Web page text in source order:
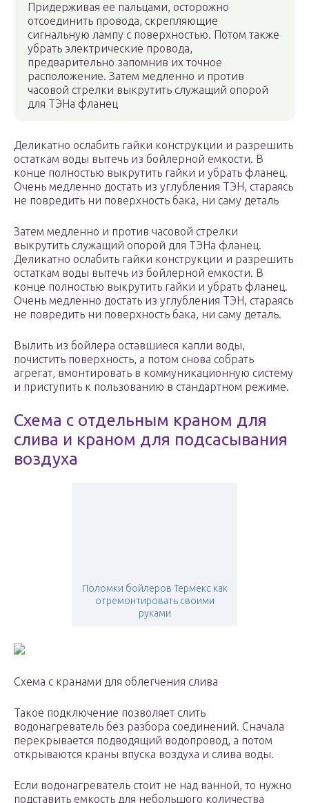
Придерживая ее пальцами, осторожно
отсоединить провода, скрепляющие
сигнальную лампу с поверхностью. Потом также
убрать электрические провода,
предварительно запомнив их точное
расположение. Затем медленно и против
часовой стрелки выкрутить служащий опорой
для ТЭНа фланец
Деликатно ослабить гайки конструкции и разрешить
остаткам воды вытечь из бойлерной емкости. В
конце полностью выкрутить гайки и убрать фланец.
Очень медленно достать из углубления ТЭН, стараясь
не повредить ни поверхность бака, ни саму деталь
Затем медленно и против часовой стрелки
выкрутить служащий опорой для ТЭНа фланец.
Деликатно ослабить гайки конструкции и разрешить
остаткам воды вытечь из бойлерной емкости. В
конце полностью выкрутить гайки и убрать фланец.
Очень медленно достать из углубления ТЭН, стараясь
не повредить ни поверхность бака, ни саму деталь.
Вылить из бойлера оставшиеся капли воды,
почистить поверхность, а потом снова собрать
агрегат, вмонтировать в коммуникационную систему
и приступить к пользованию в стандартном режиме.
Схема с отдельным краном для
слива и краном для подсасывания
воздуха
Поломки бойлеров Термекс как
отремонтировать своими
руками
Схема с кранами для облегчения слива
Такое подключение позволяет слить
водонагреватель без разбора соединений. Сначала
перекрывается подводящий водопровод, а потом
открываются краны впуска воздуха и слива воды.
Если водонагреватель стоит не над ванной, то нужно
подставить емкость для небольшого количества